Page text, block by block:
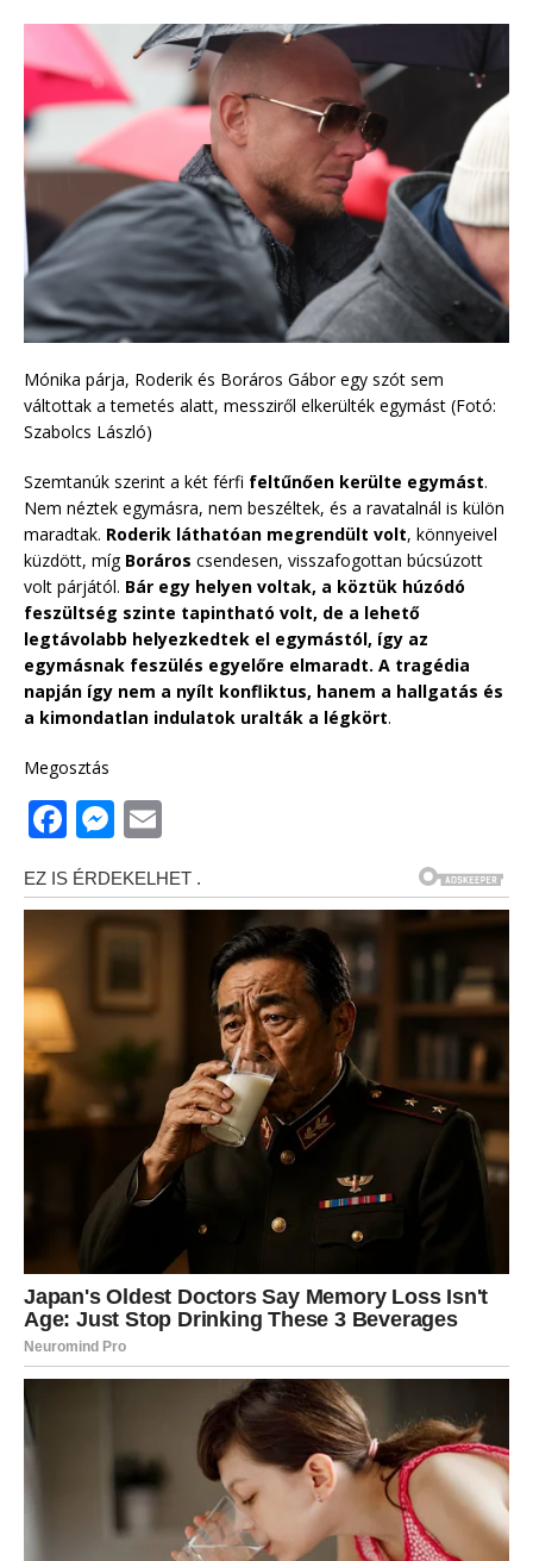
Mónika párja, Roderik és Boráros Gábor egy szót sem
váltottak a temetés alatt, messziről elkerülték egymást (Fotó:
Szabolcs László)
Szemtanúk szerint a két férfi feltűnően kerülte egymást.
Nem néztek egymásra, nem beszéltek, és a ravatalnál is külön
maradtak. Roderik láthatóan megrendült volt, könnyeivel
küzdött, míg Boráros csendesen, visszafogottan búcsúzott
volt párjától. Bár egy helyen voltak, a köztük húzódó
feszültség szinte tapintható volt, de a lehető
legtávolabb helyezkedtek el egymástól, így az
egymásnak feszülés egyelőre elmaradt. A tragédia
napján így nem a nyílt konfliktus, hanem a hallgatás és
a kimondatlan indulatok uralták a légkört.
Megosztás
F
a
c
e
o
o
k
M
ss
e
n
g
e
r
ai